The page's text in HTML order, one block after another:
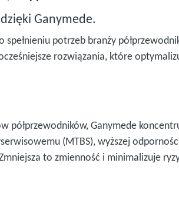
Ganymede.
potrzeb branży
rozwiązania, które
Ganymede
(MTBS), wyższej
to zmienność i minimalizuje